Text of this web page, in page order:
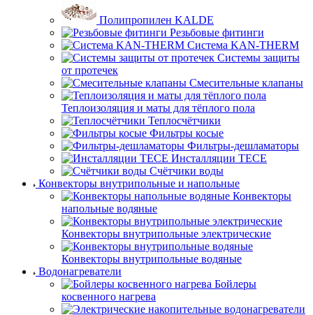
Полипропилен KALDE
Резьбовые фитинги
Система KAN-THERM
Системы защиты
от протечек
Смесительные клапаны
Теплоизоляция и маты для тёплого пола
Теплосчётчики
Фильтры косые
Фильтры-дешламаторы
Инсталляции TECE
Счётчики воды
Конвекторы внутрипольные и напольные
Конвекторы
напольные водяные
Конвекторы внутрипольные электрические
Конвекторы внутрипольные водяные
Водонагреватели
Бойлеры
косвенного нагрева